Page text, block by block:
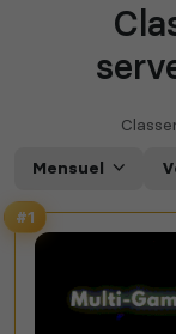
Mensuel
#1